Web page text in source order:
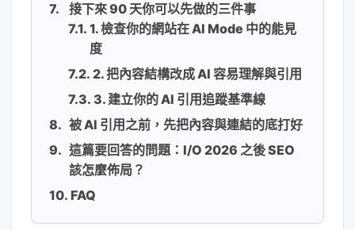
接下來 90 天你可以先做的三件事
1. 檢查你的網站在 AI Mode 中的能見
度
2. 把內容結構改成 AI 容易理解與引用
3. 建立你的 AI 引用追蹤基準線
被 AI 引用之前，先把內容與連結的底打好
這篇要回答的問題：I/O 2026 之後 SEO
該怎麼佈局？
FAQ